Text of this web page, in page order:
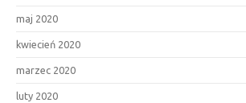
maj 2020
kwiecień 2020
marzec 2020
luty 2020